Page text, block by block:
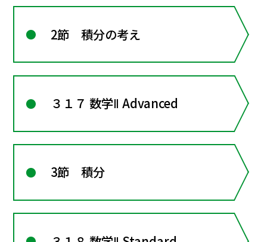
2節 積分の考え
３１７ 数学Ⅱ Advanced
3節 積分